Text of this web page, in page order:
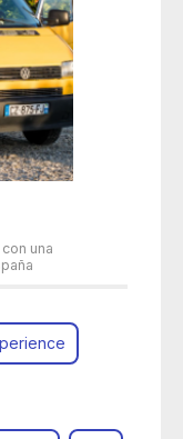
una